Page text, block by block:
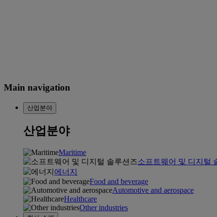
Main navigation
산업분야
산업분야
Maritime
소프트웨어 및 디지털
에너지
Food and beverage
Automotive and aerospace
Healthcare
Other industries